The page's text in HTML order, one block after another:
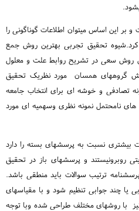
بر این اساس میتوان اطلاعات گوناگونی را
کرد.شیوه تحقیق تجربی بهترین روش جمع
روش سعی در تشریح روابط علت و معلول
گروههای همسان مورد نظریک تحقیق
تصادفی و خوشه ای برای انتخاب جامعه
نامحتمل نمونه نظری وسهمیه ای مورد
بیشتری نسبت به پرسشهای بسته را دارد
روبرونیستند و پرسشهای باز در تحقیق
ترتیب سوالات باید منطقی باشد.
یا چند جوابی تنظیم شود و با مقیاسهای
با روشهای مختلف طراحی شده وبا توجه